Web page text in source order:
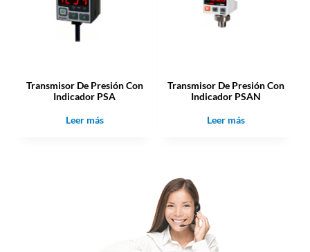
Transmisor De Presión Con
Indicador PSA
Leer más
Transmisor De Presión Con
Indicador PSAN
Leer más